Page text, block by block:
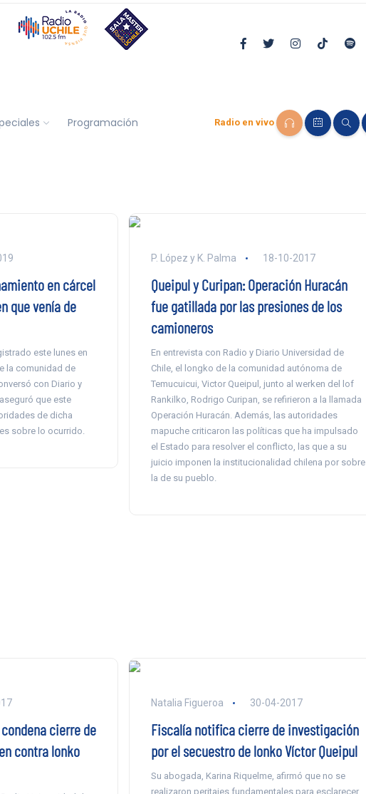
Programación Radio en vivo
en cárcel
que venía de
este lunes en
la comunidad de
con Diario y
que este
de dicha
sobre lo ocurrido.
P. López y K. Palma 18-10-2017
Queipul y Curipan: Operación Huracán
fue gatillada por las presiones de los
camioneros
En entrevista con Radio y Diario Universidad de
Chile, el longko de la comunidad autónoma de
Temucuicui, Victor Queipul, junto al werken del lof
Rankilko, Rodrigo Curipan, se refirieron a la llamada
Operación Huracán. Además, las autoridades
mapuche criticaron las políticas que ha impulsado
el Estado para resolver el conflicto, las que a su
juicio imponen la institucionalidad chilena por sobre
la de su pueblo.
cierre de
contra lonko
Natalia Figueroa 30-04-2017
Fiscalía notifica cierre de investigación
por el secuestro de lonko Víctor Queipul
Su abogada, Karina Riquelme, afirmó que no se
realizaron peritajes fundamentales para esclarecer